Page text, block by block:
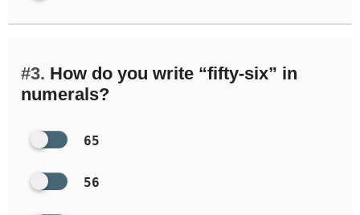
#3. How do you write “fifty-six” in
numerals?
65
56